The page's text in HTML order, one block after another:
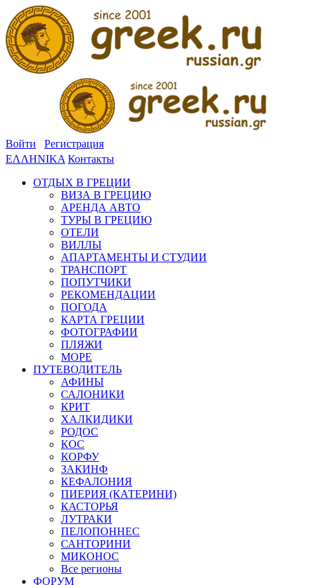
Войти
Регистрация
ΕΛΛΗΝΙΚΑ Контакты
ОТДЫХ В ГРЕЦИИ
ВИЗА В ГРЕЦИЮ
АРЕНДА АВТО
ТУРЫ В ГРЕЦИЮ
ОТЕЛИ
ВИЛЛЫ
АПАРТАМЕНТЫ И СТУДИИ
ТРАНСПОРТ
ПОПУТЧИКИ
РЕКОМЕНДАЦИИ
ПОГОДА
КАРТА ГРЕЦИИ
ФОТОГРАФИИ
ПЛЯЖИ
МОРЕ
ПУТЕВОДИТЕЛЬ
АФИНЫ
САЛОНИКИ
КРИТ
ХАЛКИДИКИ
РОДОС
КОС
КОРФУ
ЗАКИНФ
КЕФАЛОНИЯ
ПИЕРИЯ (КАТЕРИНИ)
КАСТОРЬЯ
ЛУТРАКИ
ПЕЛОПОННЕС
САНТОРИНИ
МИКОНОС
Все регионы
ФОРУМ